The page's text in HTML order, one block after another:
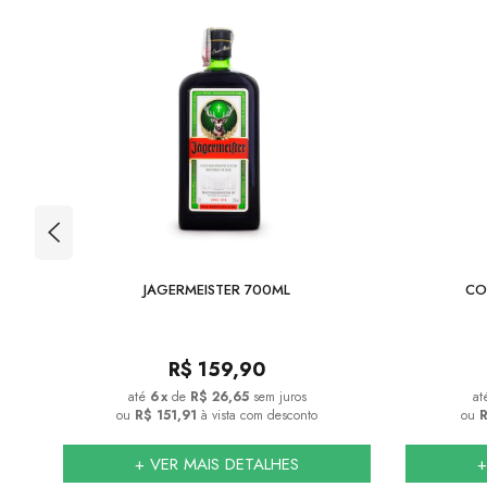
JAGERMEISTER 700ML
R$ 159,90
6x de R$ 26,65 sem juros
ou R$ 151,91 à vista com desconto
+ VER MAIS DETALHES
ou